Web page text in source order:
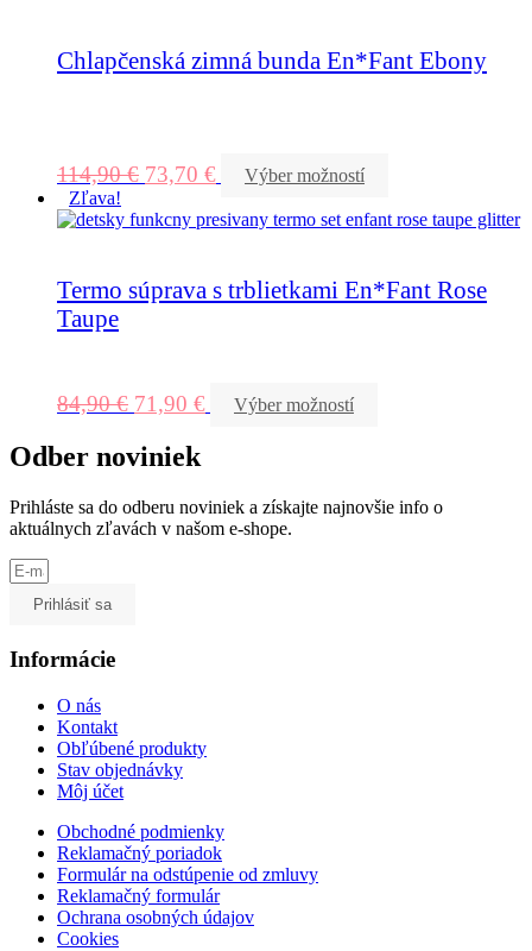
Chlapčenská zimná bunda En*Fant Ebony
114,90€ 73,70 €
Výber možností
Zľava!
Termo súprava s trblietkami En*Fant Rose
Taupe
84,90€ 71,90 € Výber možností
Odber noviniek
Prihláste sa do odberu noviniek a získajte najnovšie info o
aktuálnych zľavách v našom e-shope.
Prihlásiť sa
Informácie
O nás
Kontakt
Obľúbené produkty
Stav objednávky
Môj účet
Obchodné podmienky
Reklamačný poriadok
Formulár na odstúpenie od zmluvy
Reklamačný formulár
Ochrana osobných údajov
Cookies